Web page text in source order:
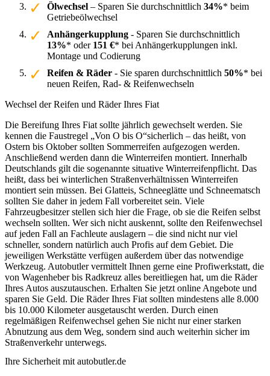
Ölwechsel – Sparen Sie durchschnittlich 34%* beim
Getriebeölwechsel
Anhängerkupplung - Sparen Sie durchschnittlich
13%* oder 151 €* bei Anhängerkupplungen inkl.
Montage und Codierung
Reifen & Räder - Sie sparen durchschnittlich 50%* bei
neuen Reifen, Rad- & Reifenwechseln
Wechsel der Reifen und Räder Ihres Fiat
Die Bereifung Ihres Fiat sollte jährlich gewechselt werden. Sie
kennen die Faustregel „Von O bis O“sicherlich – das heißt, von
Ostern bis Oktober sollten Sommerreifen aufgezogen werden.
Anschließend werden dann die Winterreifen montiert. Innerhalb
Deutschlands gilt die sogenannte situative Winterreifenpflicht. Das
heißt, dass bei winterlichen Straßenverhältnissen Winterreifen
montiert sein müssen. Bei Glatteis, Schneeglätte und Schneematsch
sollten Sie daher in jedem Fall vorbereitet sein. Viele
Fahrzeugbesitzer stellen sich hier die Frage, ob sie die Reifen selbst
wechseln sollten. Wer sich nicht auskennt, sollte den Reifenwechsel
auf jeden Fall an Fachleute auslagern – die sind nicht nur viel
schneller, sondern natürlich auch Profis auf dem Gebiet. Die
jeweiligen Werkstätte verfügen außerdem über das notwendige
Werkzeug. Autobutler vermittelt Ihnen gerne eine Profiwerkstatt, die
von Wagenheber bis Radkreuz alles bereitliegen hat, um die Räder
Ihres Autos auszutauschen. Erhalten Sie jetzt online Angebote und
sparen Sie Geld. Die Räder Ihres Fiat sollten mindestens alle 8.000
bis 10.000 Kilometer ausgetauscht werden. Durch einen
regelmäßigen Reifenwechsel gehen Sie nicht nur einer starken
Abnutzung aus dem Weg, sondern sind auch weiterhin sicher im
Straßenverkehr unterwegs.
Ihre Sicherheit mit autobutler.de